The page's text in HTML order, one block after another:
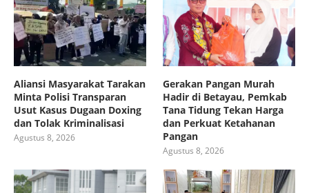
Aliansi Masyarakat Tarakan
Minta Polisi Transparan
Usut Kasus Dugaan Doxing
dan Tolak Kriminalisasi
Agustus 8, 2026
Gerakan Pangan Murah
Hadir di Betayau, Pemkab
Tana Tidung Tekan Harga
dan Perkuat Ketahanan
Pangan
Agustus 8, 2026